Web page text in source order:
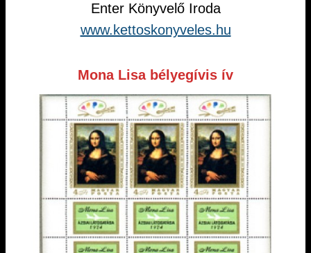
Enter Könyvelő Iroda
www.kettoskonyveles.hu
Mona Lisa bélyegívis ív